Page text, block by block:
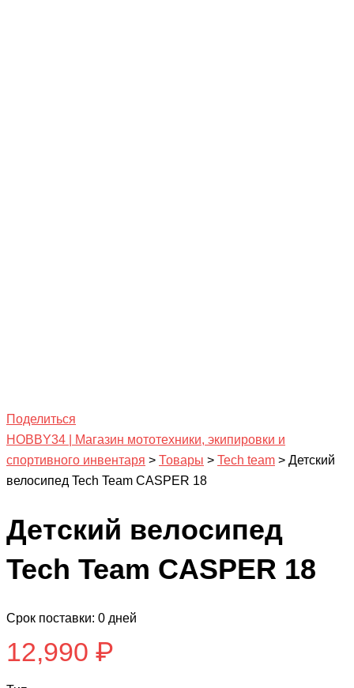
Поделиться
HOBBY34 | Магазин мототехники, экипировки и
спортивного инвентаря > Товары > Tech team > Детский
велосипед Tech Team CASPER 18
Детский велосипед
Tech Team CASPER 18
Срок поставки: 0 дней
12,990 ₽